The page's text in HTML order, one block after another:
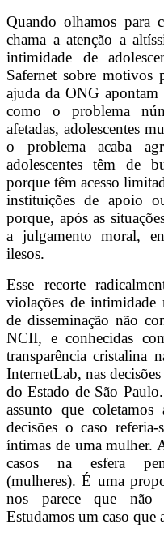
Quando olhamos para
chama a atenção a
intimidade de
Safernet sobre motivos
ajuda da ONG apontam
como o problema
afetadas, adolescentes
o problema acaba
adolescentes têm de
porque têm acesso
instituições de apoio
porque, após as
a julgamento moral,
ilesos.
Esse recorte
violações de intimidade
de disseminação não
NCII, e conhecidas
transparência cristalina
InternetLab, nas
do Estado de São
assunto que
decisões o caso
íntimas de uma mulher.
casos na esfera
(mulheres). É uma
nos parece que não
Estudamos um caso que